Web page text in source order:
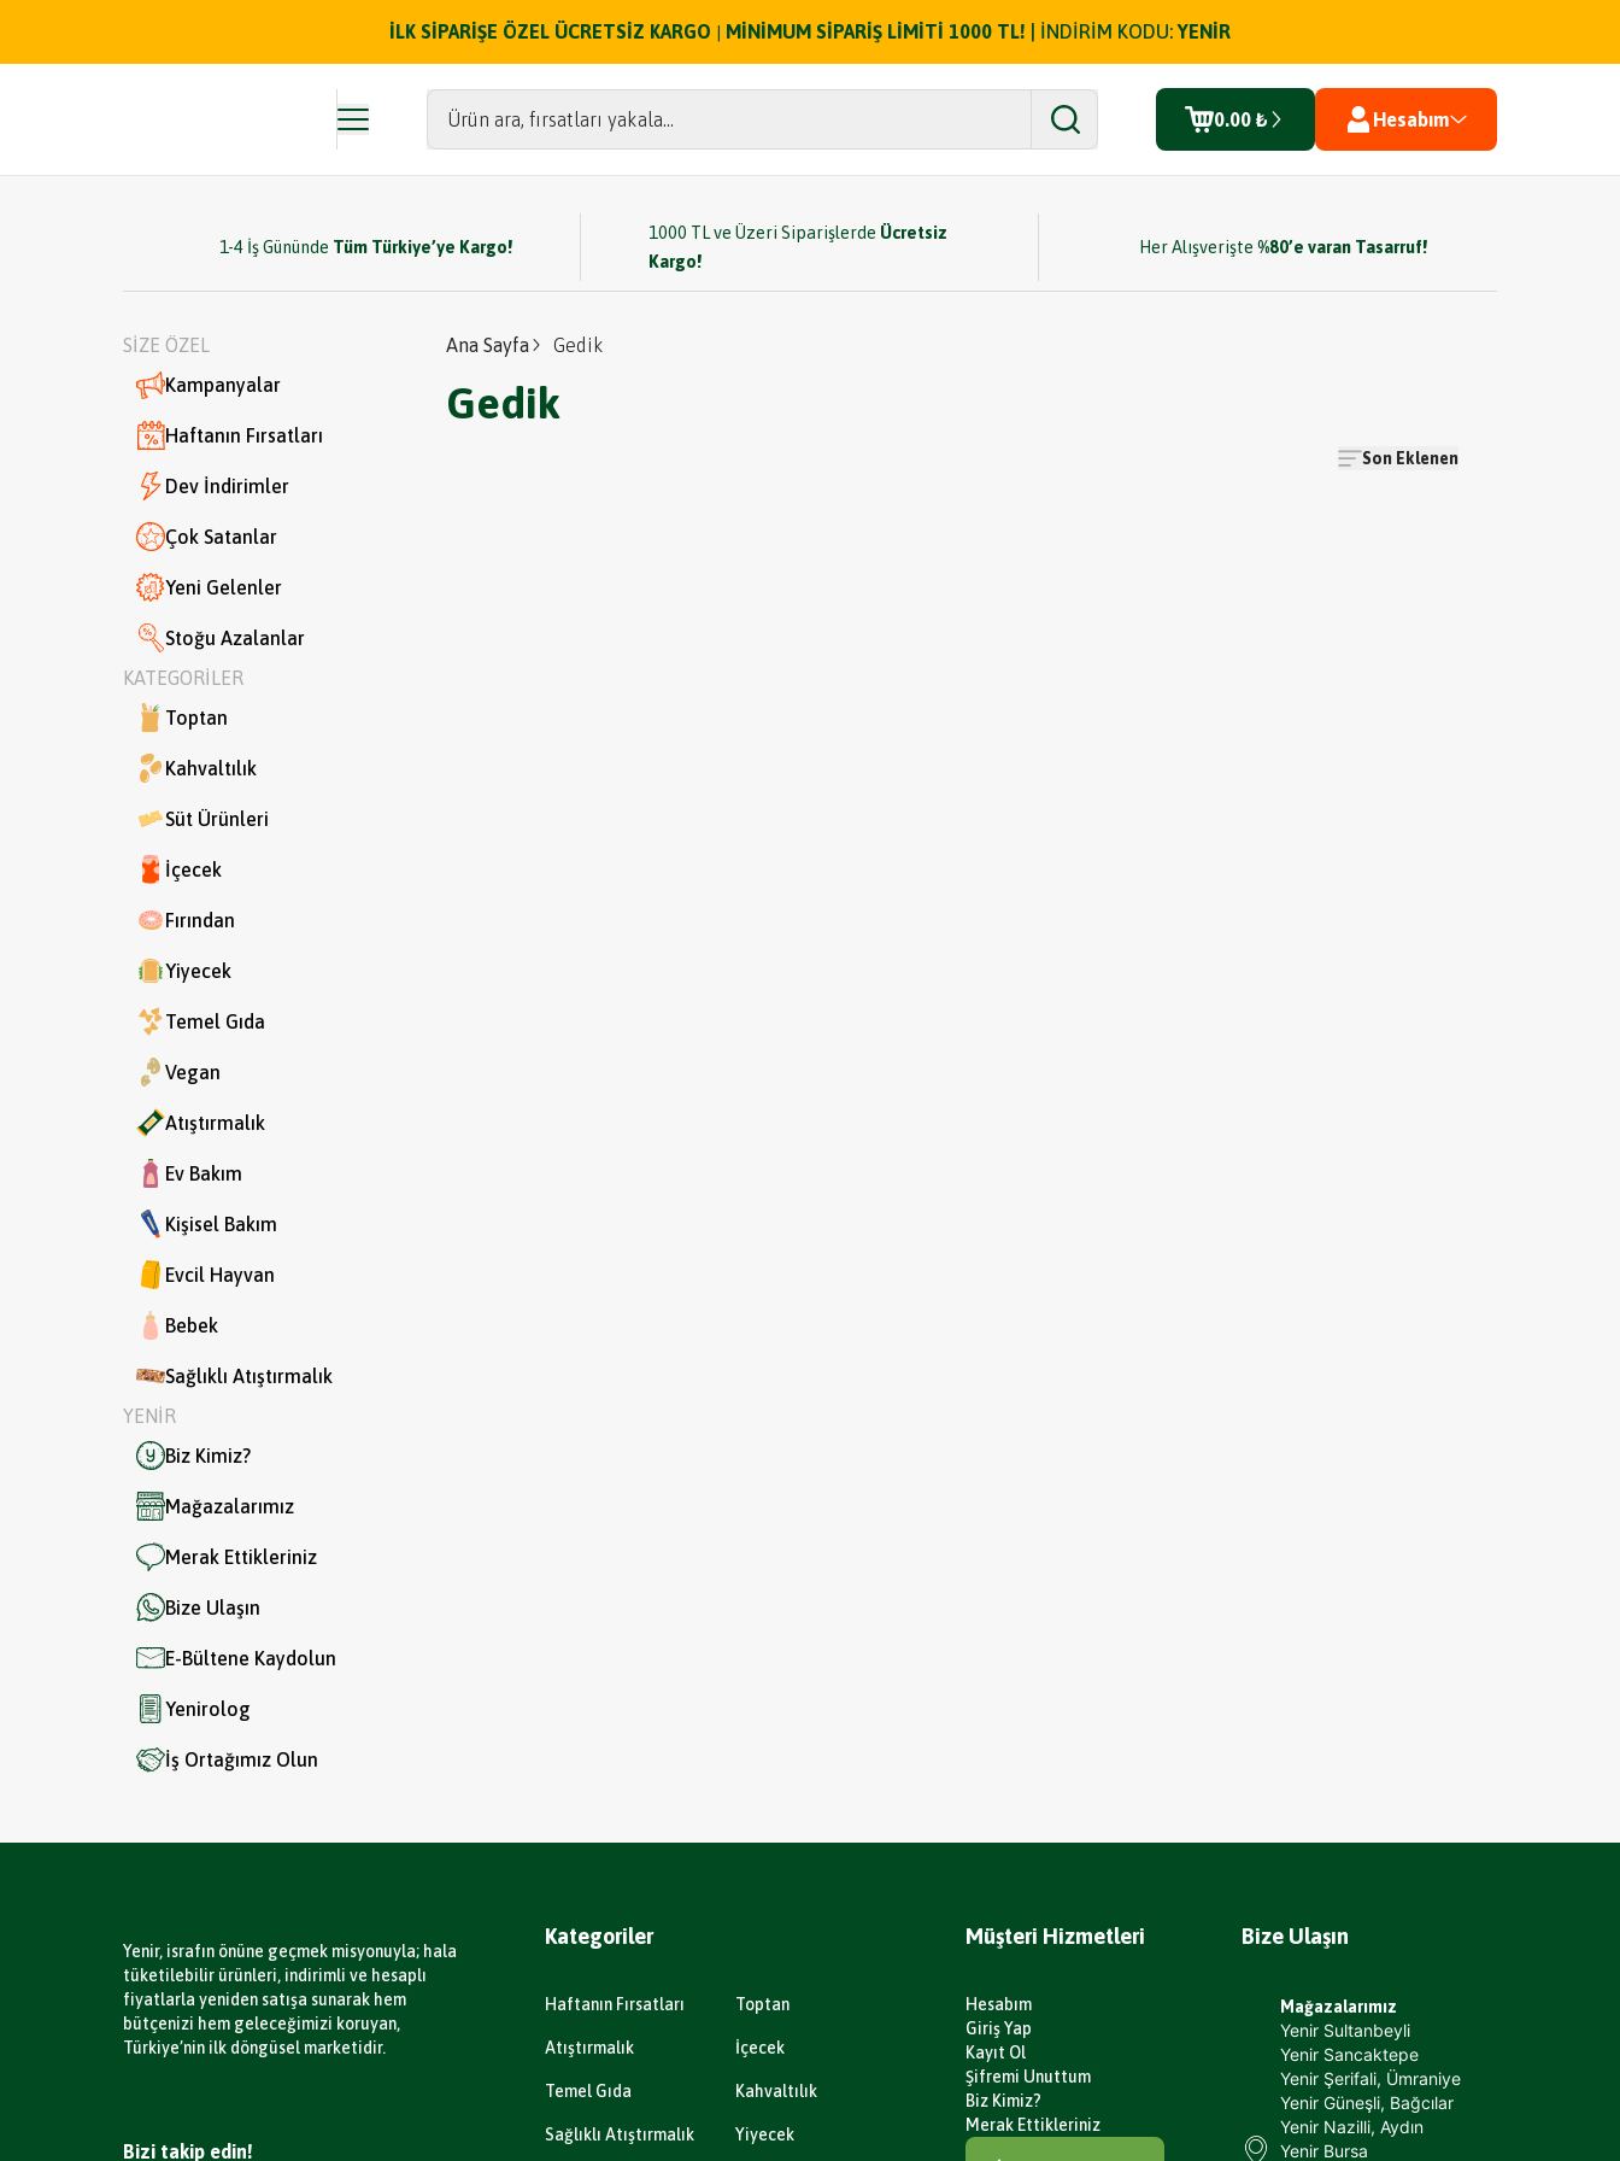
İLK SİPARİŞE ÖZEL ÜCRETSİZ KARGO MİNİMUM SİPARİŞ LİMİTİ 1000 TL! | İNDİRİM KODU:YENİR
Ürün ara, fırsatları yakala... 0.00 ₺ Hesabım
1-4 İş Gününde Tüm Türkiye’ye Kargo!
1000 TL ve Üzeri Siparişlerde Ücretsiz
Kargo!
Her Alışverişte %80’e varan Tasarruf!
SİZE ÖZEL
Kampanyalar
Haftanın Fırsatları
Dev İndirimler
Çok Satanlar
Yeni Gelenler
Stoğu Azalanlar
KATEGORİLER
Toptan
Kahvaltılık
Süt Ürünleri
İçecek
Fırından
Yiyecek
Temel Gıda
Vegan
Atıştırmalık
Ev Bakım
Kişisel Bakım
Evcil Hayvan
Bebek
Sağlıklı Atıştırmalık
YENİR
Biz Kimiz?
Mağazalarımız
Merak Ettikleriniz
Bize Ulaşın
E-Bültene Kaydolun
Yenirolog
İş Ortağımız Olun
Ana Sayfa Gedik
Gedik
Son Eklenen
Yenir, israfın önüne geçmek misyonuyla; hala
tüketilebilir ürünleri, indirimli ve hesaplı
fiyatlarla yeniden satışa sunarak hem
bütçenizi hem geleceğimizi koruyan,
Türkiye’nin ilk döngüsel marketidir.
Bizi takip edin!
Kategoriler
Haftanın Fırsatları Toptan
Atıştırmalık İçecek
Temel Gıda Kahvaltılık
Sağlıklı Atıştırmalık Yiyecek
Müşteri Hizmetleri
Hesabım
Giriş Yap
Kayıt Ol
Şifremi Unuttum
Biz Kimiz?
Merak Ettikleriniz
Bize Ulaşın
Mağazalarımız
Yenir Sultanbeyli
Yenir Sancaktepe
Yenir Şerifali, Ümraniye
Yenir Güneşli, Bağcılar
Yenir Nazilli, Aydın
Yenir Bursa